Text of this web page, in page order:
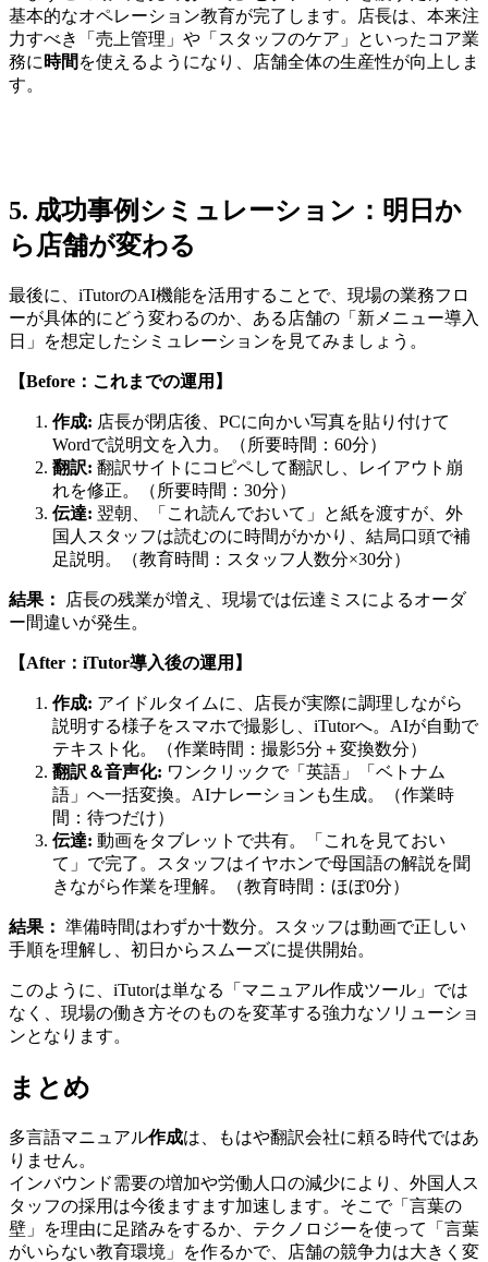
基本的なオペレーション教育が完了します。店長は、本来注
力すべき「売上管理」や「スタッフのケア」といったコア業
務に 時間 を使えるようになり、店舗全体の生産性が向上しま
す。
5. 成功事例シミュレーション：明日か
ら店舗が変わる
最後に、iTutorのAI機能を活用することで、現場の業務フロ
ーが具体的にどう変わるのか、ある店舗の「新メニュー導入
日」を想定したシミュレーションを見てみましょう。
【Before：これまでの運用】
作成: 店長が閉店後、PCに向かい写真を貼り付けて
Wordで説明文を入力。（所要時間：60分）
翻訳: 翻訳サイトにコピペして翻訳し、レイアウト崩
れを修正。（所要時間：30分）
伝達: 翌朝、「これ読んでおいて」と紙を渡すが、外
国人スタッフは読むのに時間がかかり、結局口頭で補
足説明。（教育時間：スタッフ人数分×30分）
結果：
店長の残業が増え、現場では伝達ミスによるオーダ
ー間違いが発生。
【After：iTutor導入後の運用】
作成: アイドルタイムに、店長が実際に調理しながら
説明する様子をスマホで撮影し、iTutorへ。AIが自動で
テキスト化。（作業時間：撮影5分＋変換数分）
翻訳＆音声化: ワンクリックで「英語」「ベトナム
語」へ一括変換。AIナレーションも生成。（作業時
間：待つだけ）
伝達: 動画をタブレットで共有。「これを見ておい
て」で完了。スタッフはイヤホンで母国語の解説を聞
きながら作業を理解。（教育時間：ほぼ0分）
結果： 準備時間はわずか十数分。スタッフは動画で正しい
手順を理解し、初日からスムーズに提供開始。
このように、iTutorは単なる「マニュアル作成ツール」では
なく、現場の働き方そのものを変革する強力なソリューショ
ンとなります。
まとめ
多言語マニュアル作成は、もはや翻訳会社に頼る時代ではあ
りません。
インバウンド需要の増加や労働人口の減少により、外国人ス
タッフの採用は今後ますます加速します。そこで「言葉の
壁」を理由に足踏みをするか、テクノロジーを使って「言葉
がいらない教育環境」を作るかで、店舗の競争力は大きく変